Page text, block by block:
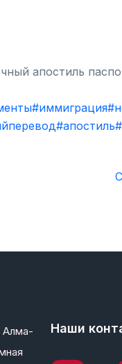
апостиль
#иммиграция
#апостиль
Алма-
Наши